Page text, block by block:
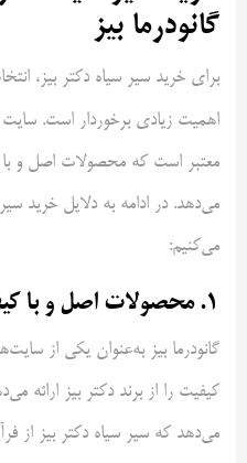
گانودرما بیز
برای خرید سیر سیاه دکتر بیز،
اهمیت زیادی برخوردار است. سایت
معتبر است که محصولات اصل و با
می‌دهد. در ادامه به دلایل خرید
می‌کنیم:
۱. محصولات اصل و با کیفیت
گانودرما بیز به‌عنوان یکی از
کیفیت را از برند دکتر بیز ارائه
می‌دهد که سیر سیاه دکتر بیز از